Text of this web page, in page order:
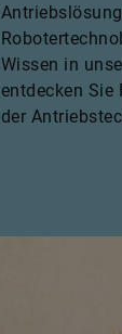
Wissen in
entdecken Sie
der